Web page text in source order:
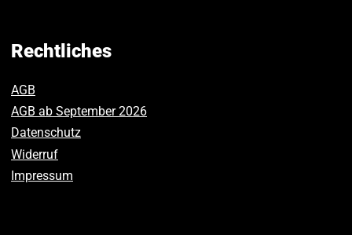
Facebook.Instagram.
Rechtliches
AGB
AGB ab September 2026
Datenschutz
Widerruf
Impressum